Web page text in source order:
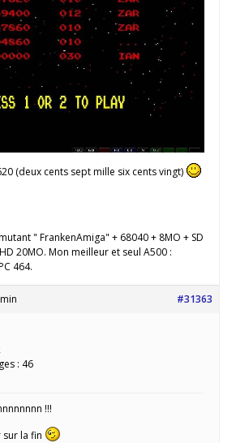
(deux cents sept mille six cents vingt)
" FrankenAmiga" + 68040 + 8MO + SD
20MO. Mon meilleur et seul A500 :
464.
#31363
: 46
!!!
sur la fin